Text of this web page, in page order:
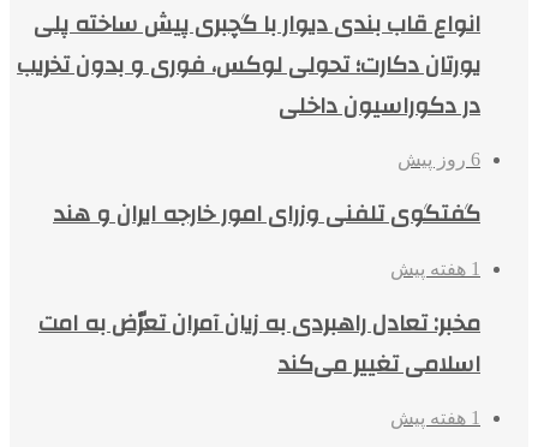
انواع قاب بندی دیوار با گچبری پیش ساخته پلی
یورتان دکارت؛ تحولی لوکس، فوری و بدون تخریب
در دکوراسیون داخلی
6 روز پیش
گفتگوی تلفنی وزرای امور خارجه ایران و هند
1 هفته پیش
مخبر: تعادل راهبردی به زیان آمران تعرّض به امت
اسلامی تغییر می‌کند
1 هفته پیش